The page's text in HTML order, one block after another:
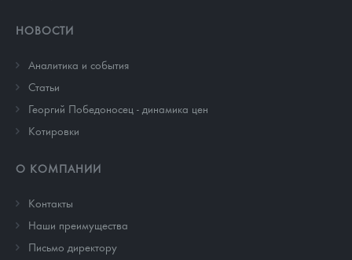
НОВОСТИ
Аналитика и события
Cтатьи
Георгий Победоносец - динамика цен
Котировки
О КОМПАНИИ
Контакты
Наши преимущества
Письмо директору